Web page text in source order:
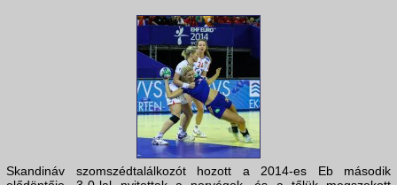
Skandináv szomszédtalálkozót hozott a 2014-es Eb második